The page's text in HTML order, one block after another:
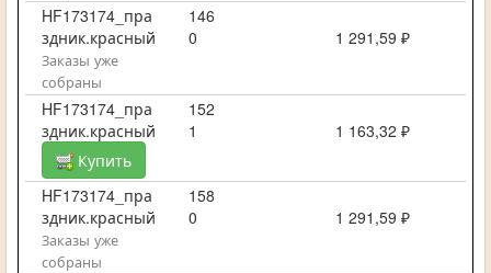
HF173174_пра
здник.красный
146
0
1 291,59 ₽
Заказы уже
собраны
HF173174_пра
здник.красный
152
1
1 163,32 ₽
Купить
HF173174_пра
здник.красный
158
0
1 291,59 ₽
Заказы уже
собраны